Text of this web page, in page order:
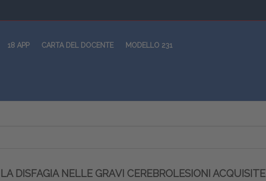
18 APP CARTA DEL DOCENTE MODELLO 231
LA DISFAGIA NELLE GRAVI CEREBROLESIONI ACQUISITE